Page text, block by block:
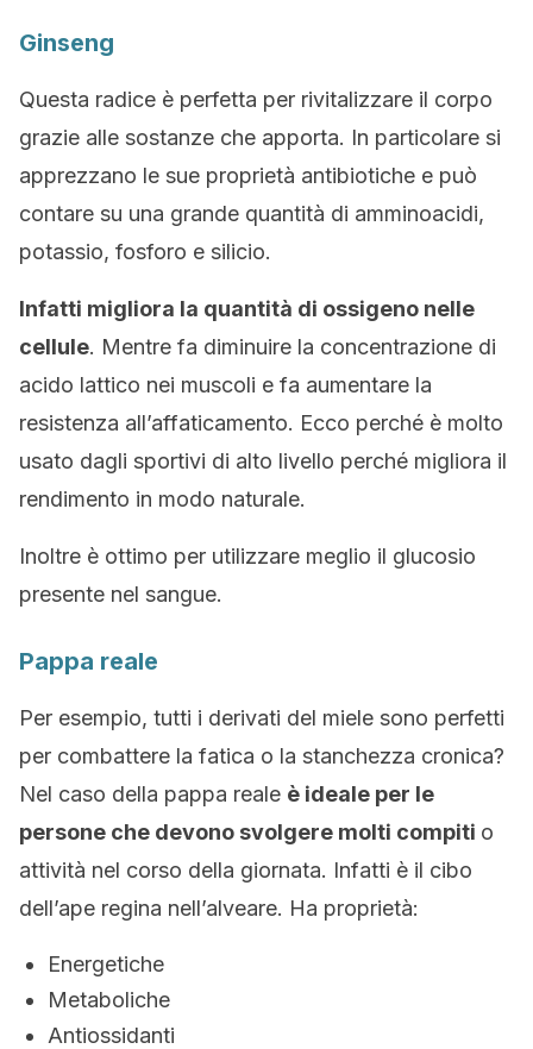
Ginseng
Questa radice è perfetta per rivitalizzare il corpo
grazie alle sostanze che apporta. In particolare si
apprezzano le sue proprietà antibiotiche e può
contare su una grande quantità di amminoacidi,
potassio, fosforo e silicio.
Infatti migliora la quantità di ossigeno nelle
cellule. Mentre fa diminuire la concentrazione di
acido lattico nei muscoli e fa aumentare la
resistenza all’affaticamento. Ecco perché è molto
usato dagli sportivi di alto livello perché migliora il
rendimento in modo naturale.
Inoltre è ottimo per utilizzare meglio il glucosio
presente nel sangue.
Pappa reale
Per esempio, tutti i derivati del miele sono perfetti
per combattere la fatica o la stanchezza cronica?
Nel caso della pappa reale è ideale per le
persone che devono svolgere molti compiti o
attività nel corso della giornata. Infatti è il cibo
dell’ape regina nell’alveare. Ha proprietà:
Energetiche
Metaboliche
Antiossidanti